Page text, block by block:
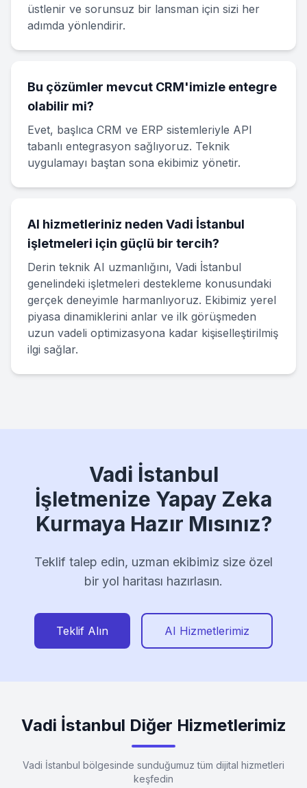
üstlenir ve sorunsuz bir lansman için sizi her
adımda yönlendirir.
Bu çözümler mevcut CRM'imizle entegre
olabilir mi?
Evet, başlıca CRM ve ERP sistemleriyle API
tabanlı entegrasyon sağlıyoruz. Teknik
uygulamayı baştan sona ekibimiz yönetir.
AI hizmetleriniz neden Vadi İstanbul
işletmeleri için güçlü bir tercih?
Derin teknik AI uzmanlığını, Vadi İstanbul
genelindeki işletmeleri destekleme konusundaki
gerçek deneyimle harmanlıyoruz. Ekibimiz yerel
piyasa dinamiklerini anlar ve ilk görüşmeden
uzun vadeli optimizasyona kadar kişiselleştirilmiş
ilgi sağlar.
Vadi İstanbul
İşletmenize Yapay Zeka
Kurmaya Hazır Mısınız?
Teklif talep edin, uzman ekibimiz size özel
bir yol haritası hazırlasın.
Teklif Alın AI Hizmetlerimiz
Vadi İstanbul Diğer Hizmetlerimiz
Vadi İstanbul bölgesinde sunduğumuz tüm dijital hizmetleri
keşfedin